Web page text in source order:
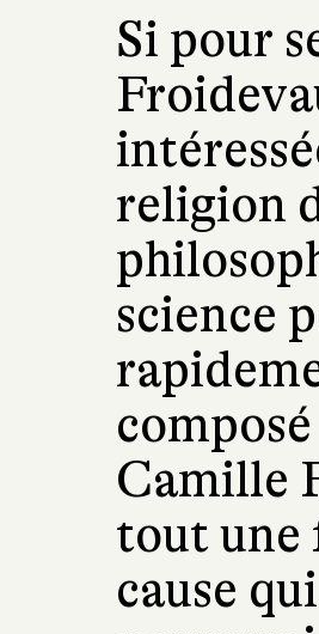
Si pour
religion
science
Camille
tout une
cause